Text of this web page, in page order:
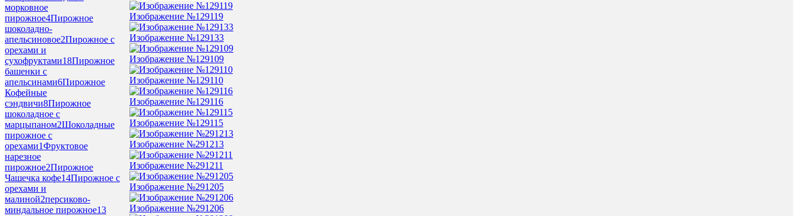
морковное
пирожное4Пирожное
шоколадно-
апельсиновое2Пирожное с
орехами и
сухофруктами18Пирожное
башенки с
апельсинами6Пирожное
Кофейные
сэндвичи8Пирожное
шоколадное с
марцыпаном2Шоколадные
пирожное с
орехами1Фруктовое
нарезное
пирожное2Пирожное
Чашечка кофе14Пирожное с
орехами и
малиной2персиково-
миндальное пирожное13
Изображение №129119
Изображение №129133
Изображение №129109
Изображение №129110
Изображение №129116
Изображение №129115
Изображение №291213
Изображение №291211
Изображение №291205
Изображение №291206